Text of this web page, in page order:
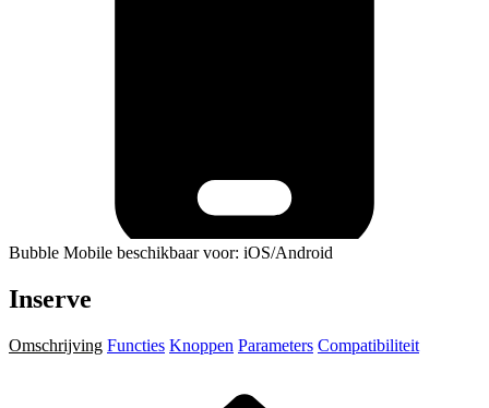
Bubble Mobile beschikbaar voor: iOS/Android
Inserve
Omschrijving Functies Knoppen Parameters Compatibiliteit